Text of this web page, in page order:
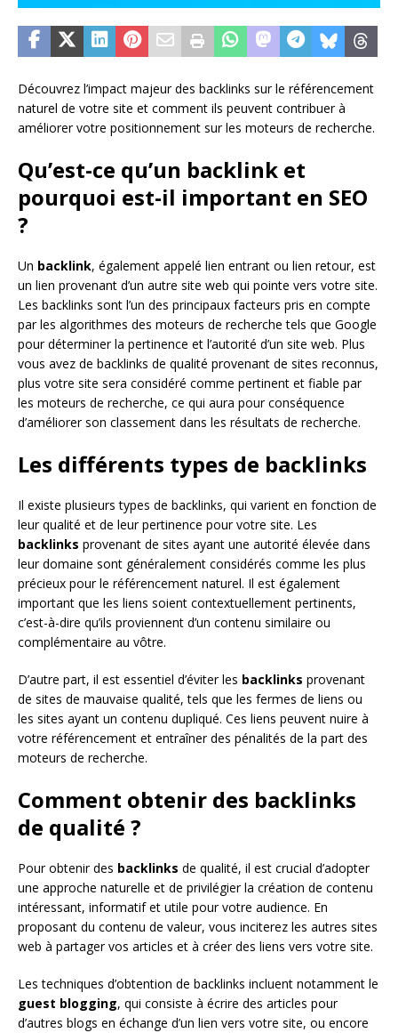
Découvrez l’impact majeur des backlinks sur le référencement
naturel de votre site et comment ils peuvent contribuer à
améliorer votre positionnement sur les moteurs de recherche.
Qu’est-ce qu’un backlink et
pourquoi est-il important en SEO
?
Un backlink, également appelé lien entrant ou lien retour, est
un lien provenant d’un autre site web qui pointe vers votre site.
Les backlinks sont l’un des principaux facteurs pris en compte
par les algorithmes des moteurs de recherche tels que Google
pour déterminer la pertinence et l’autorité d’un site web. Plus
vous avez de backlinks de qualité provenant de sites reconnus,
plus votre site sera considéré comme pertinent et fiable par
les moteurs de recherche, ce qui aura pour conséquence
d’améliorer son classement dans les résultats de recherche.
Les différents types de backlinks
Il existe plusieurs types de backlinks, qui varient en fonction de
leur qualité et de leur pertinence pour votre site. Les
backlinks provenant de sites ayant une autorité élevée dans
leur domaine sont généralement considérés comme les plus
précieux pour le référencement naturel. Il est également
important que les liens soient contextuellement pertinents,
c’est-à-dire qu’ils proviennent d’un contenu similaire ou
complémentaire au vôtre.
D’autre part, il est essentiel d’éviter les backlinks provenant
de sites de mauvaise qualité, tels que les fermes de liens ou
les sites ayant un contenu dupliqué. Ces liens peuvent nuire à
votre référencement et entraîner des pénalités de la part des
moteurs de recherche.
Comment obtenir des backlinks
de qualité ?
Pour obtenir des backlinks de qualité, il est crucial d’adopter
une approche naturelle et de privilégier la création de contenu
intéressant, informatif et utile pour votre audience. En
proposant du contenu de valeur, vous inciterez les autres sites
web à partager vos articles et à créer des liens vers votre site.
Les techniques d’obtention de backlinks incluent notamment le
guest blogging, qui consiste à écrire des articles pour
d’autres blogs en échange d’un lien vers votre site, ou encore